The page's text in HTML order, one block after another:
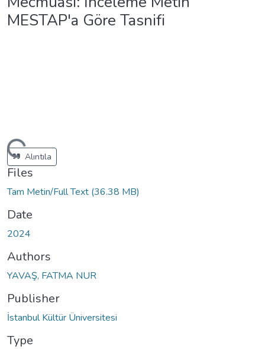
MESTAP'a Göre Tasnifi
Alıntıla
Files
Tam Metin/Full Text (36.38 MB)
Date
2024
Authors
YAVAŞ, FATMA NUR
Publisher
İstanbul Kültür Üniversitesi
Type